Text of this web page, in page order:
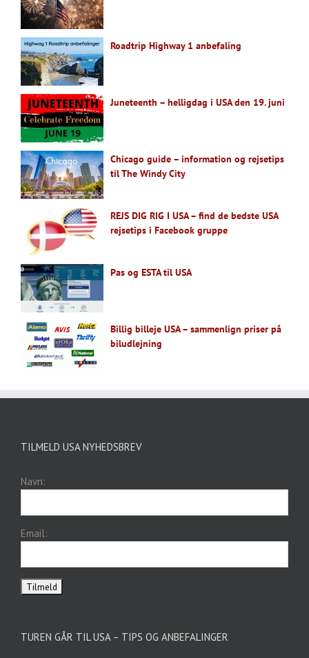
Roadtrip Highway 1 anbefaling
Juneteenth – helligdag i USA den 19. juni
Chicago guide – information og rejsetips
til The Windy City
REJS DIG RIG I USA – find de bedste USA
rejsetips i Facebook gruppe
Pas og ESTA til USA
Billig billeje USA – sammenlign priser på
biludlejning
TILMELD USA NYHEDSBREV
Navn:
Email:
TUREN GÅR TIL USA – TIPS OG ANBEFALINGER